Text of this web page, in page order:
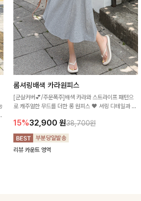
롬셔링배색 카라원피스
[군살커버💕/주문폭주]배색 카라와 스트라이프 패턴으
로 캐주얼한 무드를 더한 롱 원피스 🖤 셔링 디테일과 쫀
15%32,900 원38,700원
리뷰 카운트 영역